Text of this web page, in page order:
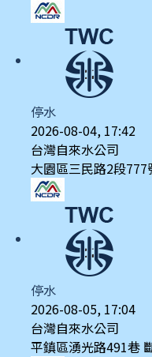
停水
2026-08-04, 17:42
台灣自來水公司
大園區三民路2段
停水
2026-08-05, 17:04
台灣自來水公司
平鎮區湧光路491巷